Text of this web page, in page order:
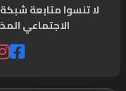
لا تنسوا متابعة
الاجتماعي